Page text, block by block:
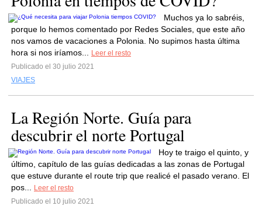
Muchos ya lo sabréis,
porque lo hemos comentado por Redes Sociales, que este año
nos vamos de vacaciones a Polonia. No supimos hasta última
hora si nos iríamos...
Leer el resto
Publicado el 30 julio 2021
VIAJES
La Región Norte. Guía para
descubrir el norte Portugal
Hoy te traigo el quinto, y
último, capítulo de las guías dedicadas a las zonas de Portugal
que estuve durante el route trip que realicé el pasado verano. El
pos...
Leer el resto
Publicado el 10 julio 2021